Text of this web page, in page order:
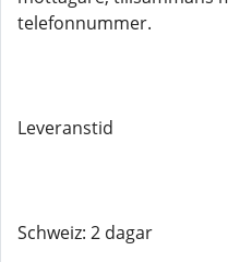
telefonnummer.
Leveranstid
Schweiz: 2 dagar